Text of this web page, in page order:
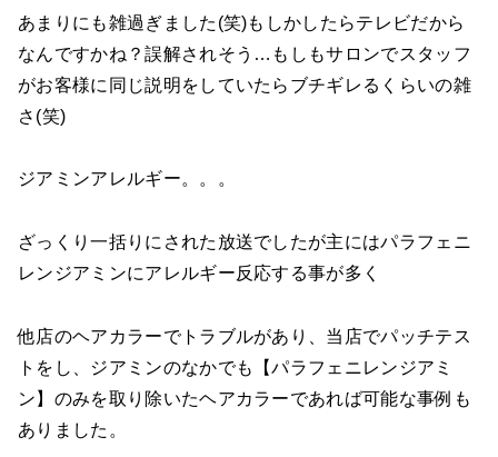
あまりにも雑過ぎました(笑)もしかしたらテレビだから
なんですかね？誤解されそう…もしもサロンでスタッフ
がお客様に同じ説明をしていたらブチギレるくらいの雑
さ(笑)
ジアミンアレルギー。。。
ざっくり一括りにされた放送でしたが主にはパラフェニ
レンジアミンにアレルギー反応する事が多く
他店のヘアカラーでトラブルがあり、当店でパッチテス
トをし、ジアミンのなかでも【パラフェニレンジアミ
ン】のみを取り除いたヘアカラーであれば可能な事例も
ありました。